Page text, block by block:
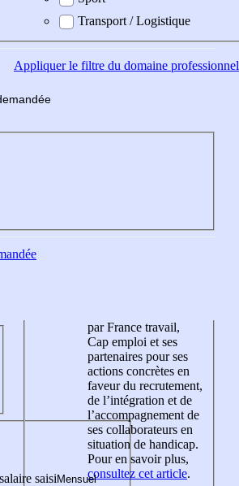
Transport / Logistique
Appliquerle filtre du domaine professionnel
saisi
par France travail,
Cap emploi et ses
partenaires pour ses
actions concrètes en
faveur du recrutement,
de l’intégration et de
l’accompagnement de
ses collaborateurs en
situation de handicap.
Pour en savoir plus,
consultez cet article.